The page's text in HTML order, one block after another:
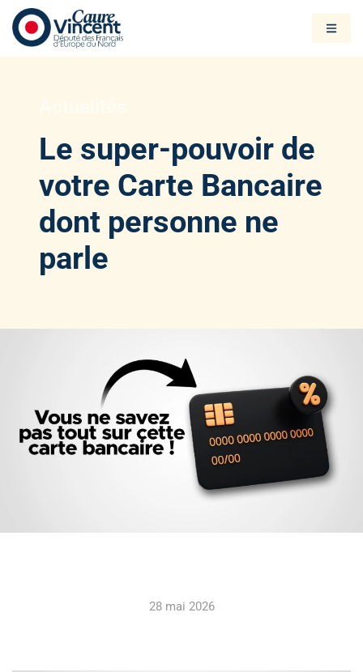
Le super-pouvoir de
votre Carte Bancaire
dont personne ne
parle
28 mai 2026